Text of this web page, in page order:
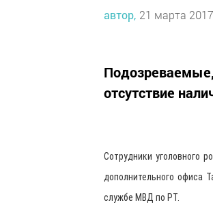
автор, 21 марта
отсутствие
Сотрудники уголовного
дополнительного офиса
службе МВД по РТ.